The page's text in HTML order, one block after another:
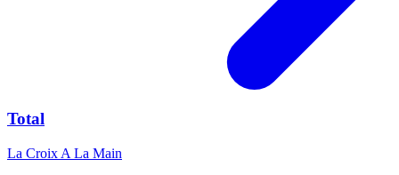
Total
La Croix A La Main